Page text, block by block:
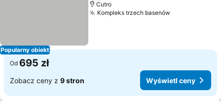
Popularny obiekt
Cutro
Kompleks trzech basenów
Od 695 zł
Zobacz ceny z 9 stron Wyświetl ceny